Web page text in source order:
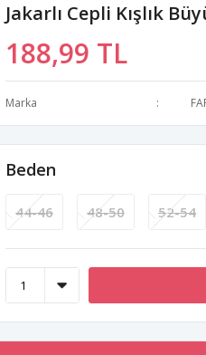
Jakarlı Cepli Kışlık
188,99 TL
Marka
Beden
44-46 48-50 52-54